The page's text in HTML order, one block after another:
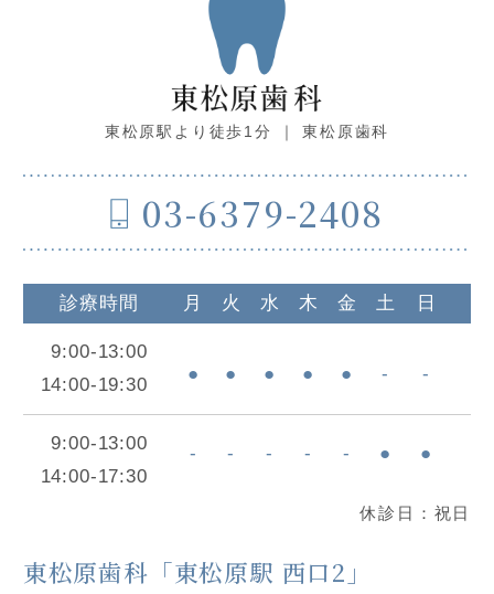
東松原駅より徒歩1分 ｜ 東松原歯科
診療時間 月 火 水 木 金 土 日
9:00-13:00
14:00-19:30
● ● ● ● ● - -
9:00-13:00
14:00-17:30
- - - - - ● ●
休診日：祝日
03-6379-2408
東松原⻭科「東松原駅 西口2」